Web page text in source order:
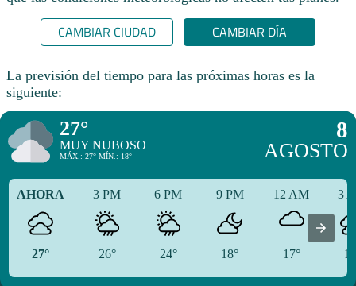
CAMBIAR CIUDAD CAMBIAR DÍA
La previsión del tiempo para las próximas horas es la
siguiente:
27°
MUY NUBOSO
MÁX.: 27° MÍN.: 18°
8
AGOSTO
AHORA
27°
3 PM
26°
6 PM
24°
9 PM
18°
12 AM
17°
3